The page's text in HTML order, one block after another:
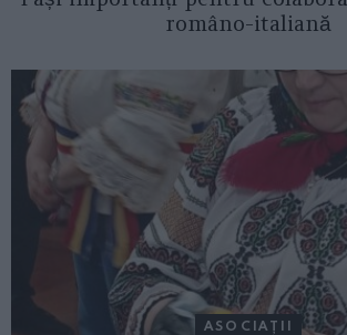
româno-italiană
ASOCIAŢII